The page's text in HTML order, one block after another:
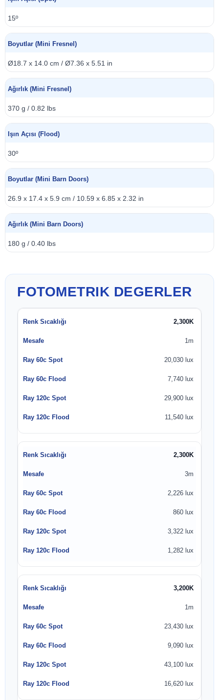
15º
Boyutlar (Mini Fresnel)
Ø18.7 x 14.0 cm / Ø7.36 x 5.51 in
Ağırlık (Mini Fresnel)
370 g / 0.82 lbs
Işın Açısı (Flood)
30º
Boyutlar (Mini Barn Doors)
26.9 x 17.4 x 5.9 cm / 10.59 x 6.85 x 2.32 in
Ağırlık (Mini Barn Doors)
180 g / 0.40 lbs
FOTOMETRIK DEĞERLER
2,300K
1m
20,030 lux
7,740 lux
29,900 lux
11,540 lux
2,300K
3m
2,226 lux
860 lux
3,322 lux
1,282 lux
3,200K
1m
23,430 lux
9,090 lux
43,100 lux
16,620 lux